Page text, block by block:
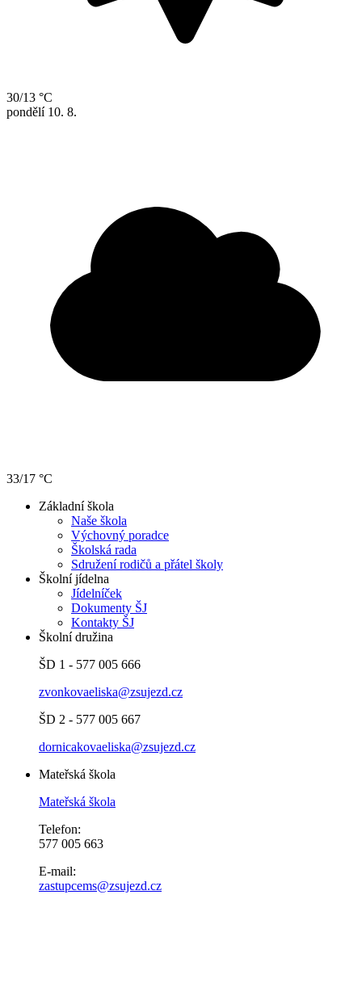
30/13 °C
pondělí 10. 8.
33/17 °C
Základní škola
Naše škola
Výchovný poradce
Školská rada
Sdružení rodičů a přátel školy
Školní jídelna
Jídelníček
Dokumenty ŠJ
Kontakty ŠJ
Školní družina
ŠD 1 - 577 005 666
zvonkovaeliska@zsujezd.cz
ŠD 2 - 577 005 667
dornicakovaeliska@zsujezd.cz
Mateřská škola
Mateřská škola
Telefon:
577 005 663
E-mail:
zastupcems@zsujezd.cz